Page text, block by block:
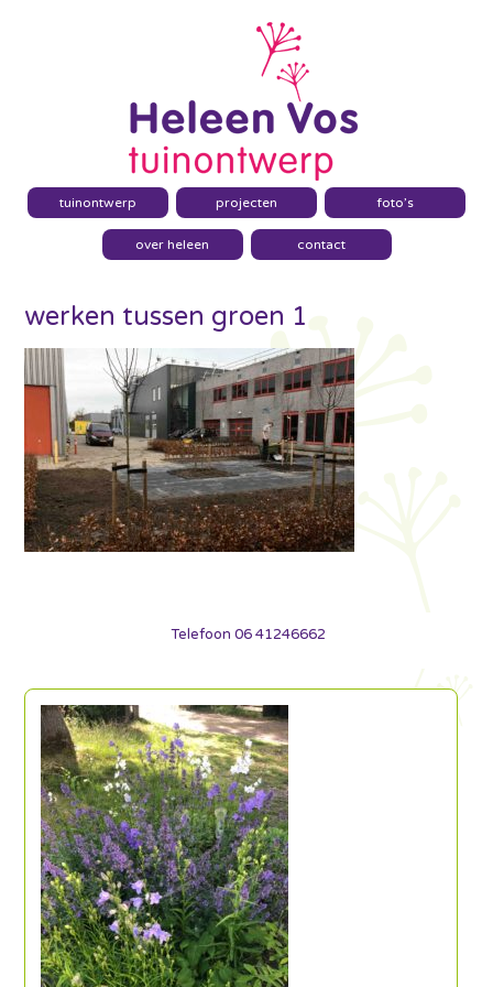
tuinontwerp projecten foto’s
over heleen contact
werken tussen groen 1
Telefoon 06 41246662